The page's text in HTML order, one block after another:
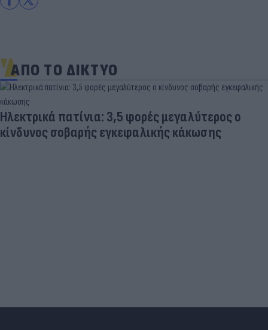
ΑΠΟ ΤΟ ΔΙΚΤΥΟ
Ηλεκτρικά πατίνια: 3,5 φορές μεγαλύτερος ο
κίνδυνος σοβαρής εγκεφαλικής κάκωσης